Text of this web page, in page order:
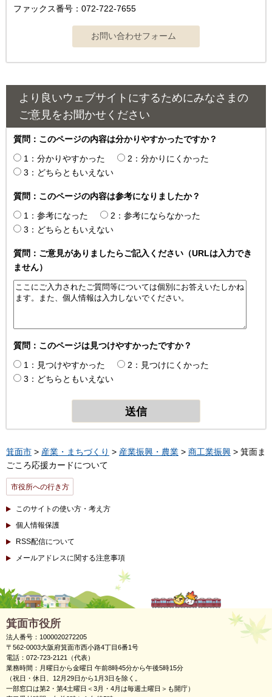
ファックス番号：072-722-7655
より良いウェブサイトにするためにみなさまの
ご意見をお聞かせください
質問：このページの内容は分かりやすかったですか？
1：分かりやすかった
2：分かりにくかった
3：どちらともいえない
質問：このページの内容は参考になりましたか？
1：参考になった
2：参考にならなかった
3：どちらともいえない
質問：ご意見がありましたらご記入ください（URLは入力でき
ません）
質問：このページは見つけやすかったですか？
1：見つけやすかった
2：見つけにくかった
3：どちらともいえない
箕面市 > 産業・まちづくり > 産業振興・農業 > 商工業振興 > 箕面ま
ごころ応援カードについて
市役所への行き方
このサイトの使い方・考え方
個人情報保護
RSS配信について
メールアドレスに関する注意事項
箕面市役所
法人番号：1000020272205
〒562-0003大阪府箕面市西小路4丁目6番1号
電話：072-723-2121（代表）
業務時間：月曜日から金曜日 午前8時45分から午後5時15分
（祝日・休日、12月29日から1月3日を除く。
一部窓口は第2・第4土曜日＜3月・4月は毎週土曜日＞も開庁）